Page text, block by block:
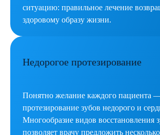
ситуацию: правильное лечение
здоровому образу жизни.
Недорогое протезирование
Понятно желание каждого пациента
протезирование зубов недорого и
Многообразие видов восстановления
позволяет врачу предложить несколько